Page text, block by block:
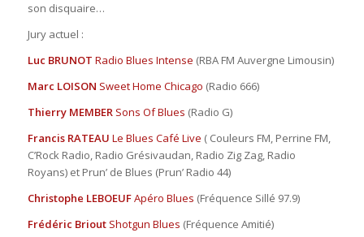
son disquaire…
Jury actuel :
Luc BRUNOT Radio Blues Intense (RBA FM Auvergne Limousin)
Marc LOISON Sweet Home Chicago (Radio 666)
Thierry MEMBER Sons Of Blues (Radio G)
Francis RATEAU Le Blues Café Live ( Couleurs FM, Perrine FM,
C’Rock Radio, Radio Grésivaudan, Radio Zig Zag, Radio
Royans) et Prun’ de Blues (Prun’ Radio 44)
Christophe LEBOEUFApéro Blues (Fréquence Sillé 97.9)
Frédéric Briout Shotgun Blues (Fréquence Amitié)